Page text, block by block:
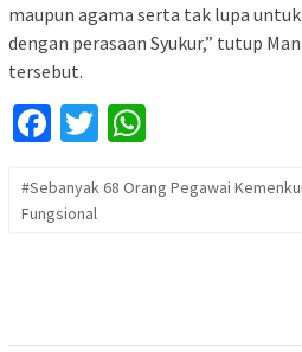
maupun agama serta tak lupa
dengan perasaan Syukur,” tutup
tersebut.
Facebook
Twitter
#Sebanyak 68 Orang Pegawai
Fungsional